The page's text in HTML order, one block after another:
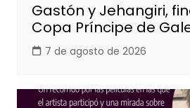
Gastón y Jehangiri,
Copa Príncipe de
7 de agosto de 2026